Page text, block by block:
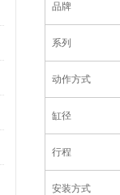
品牌
系列
动作方式
缸径
行程
安装方式